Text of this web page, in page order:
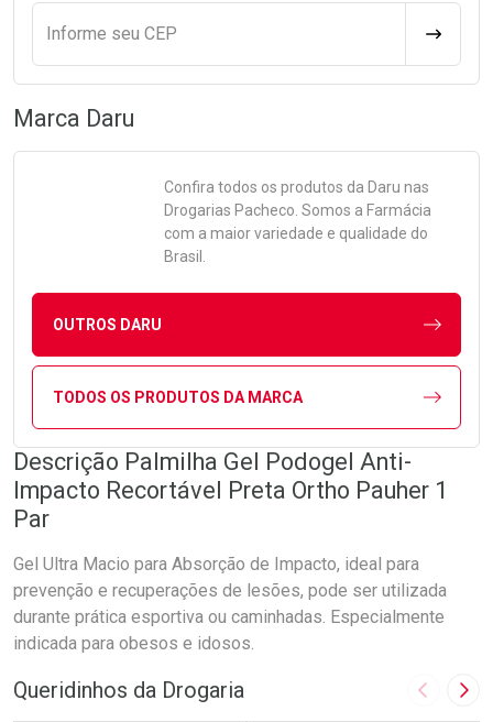
Informe seu CEP
Marca Daru
Confira todos os produtos da Daru nas
Drogarias Pacheco. Somos a Farmácia
com a maior variedade e qualidade do
Brasil.
OUTROS DARU
TODOS OS PRODUTOS DA MARCA
Descrição Palmilha Gel Podogel Anti-
Impacto Recortável Preta Ortho Pauher 1
Par
Gel Ultra Macio para Absorção de Impacto, ideal para
prevenção e recuperações de lesões, pode ser utilizada
durante prática esportiva ou caminhadas. Especialmente
indicada para obesos e idosos.
Queridinhos da Drogaria Imagem